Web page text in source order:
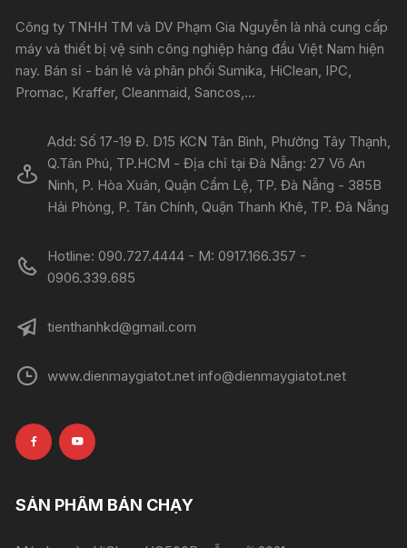
Công ty TNHH TM và DV Phạm Gia Nguyễn là nhà cung cấp
máy và thiết bị vệ sinh công nghiệp hàng đầu Việt Nam hiện
nay. Bán sỉ - bán lẻ và phân phối Sumika, HiClean, IPC,
Promac, Kraffer, Cleanmaid, Sancos,...
Add: Số 17-19 Đ. D15 KCN Tân Bình, Phường Tây Thạnh,
Q.Tân Phú, TP.HCM - Địa chỉ tại Đà Nẵng: 27 Võ An
Ninh, P. Hòa Xuân, Quận Cẩm Lệ, TP. Đà Nẵng - 385B
Hải Phòng, P. Tân Chính, Quận Thanh Khê, TP. Đà Nẵng
Hotline: 090.727.4444 - M: 0917.166.357 -
0906.339.685
tienthanhkd@gmail.com
www.dienmaygiatot.net info@dienmaygiatot.net
SẢN PHẨM BÁN CHẠY